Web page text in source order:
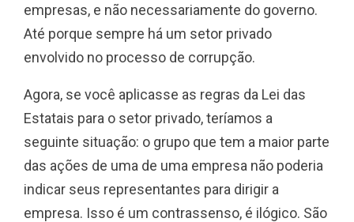
empresas, e não necessariamente do governo.
Até porque sempre há um setor privado
envolvido no processo de corrupção.
Agora, se você aplicasse as regras da Lei das
Estatais para o setor privado, teríamos a
seguinte situação: o grupo que tem a maior parte
das ações de uma de uma empresa não poderia
indicar seus representantes para dirigir a
empresa. Isso é um contrassenso, é ilógico. São